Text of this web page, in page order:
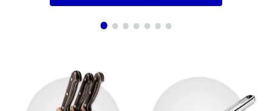
Sartén Tramontina Grano de acero
inoxidable cuerpo triple con mango 20 cm
$ 391.900
10%